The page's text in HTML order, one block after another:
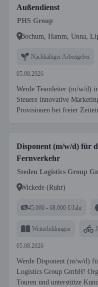
Außendienst
PHS Group
Bochum, Hamm, Unna,
Nachhaltiger Arbeitgeber
05.08.2026
Werde Teamleiter (m/w/d)
Steuere innovative
Provisionen bei freier
Disponent (m/w/d) für
Fernverkehr
Steden Logistics Group
Wickede (Ruhr)
45.000 - 68.000 €/Jahr
Weiterbildungen
05.08.2026
Werde Disponent (m/w/d)
Logistics Group GmbH!
Touren und unterstütze